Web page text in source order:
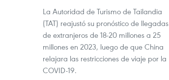
La Autoridad de Turismo de Tailandia
(TAT) reajustó su pronóstico de llegadas
de extranjeros de 18-20 millones a 25
millones en 2023, luego de que China
relajara las restricciones de viaje por la
COVID-19.